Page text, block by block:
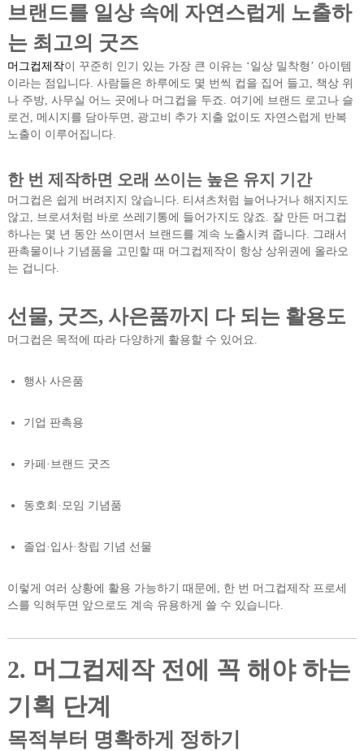
브랜드를 일상 속에 자연스럽게 노출하
는 최고의 굿즈
머그컵제작이 꾸준히 인기 있는 가장 큰 이유는 ‘일상 밀착형’ 아이템
이라는 점입니다. 사람들은 하루에도 몇 번씩 컵을 집어 들고, 책상 위
나 주방, 사무실 어느 곳에나 머그컵을 두죠. 여기에 브랜드 로고나 슬
로건, 메시지를 담아두면, 광고비 추가 지출 없이도 자연스럽게 반복
노출이 이루어집니다.
한 번 제작하면 오래 쓰이는 높은 유지 기간
머그컵은 쉽게 버려지지 않습니다. 티셔츠처럼 늘어나거나 해지지도
않고, 브로셔처럼 바로 쓰레기통에 들어가지도 않죠. 잘 만든 머그컵
하나는 몇 년 동안 쓰이면서 브랜드를 계속 노출시켜 줍니다. 그래서
판촉물이나 기념품을 고민할 때 머그컵제작이 항상 상위권에 올라오
는 겁니다.
선물, 굿즈, 사은품까지 다 되는 활용도
머그컵은 목적에 따라 다양하게 활용할 수 있어요.
행사 사은품
기업 판촉용
카페·브랜드 굿즈
동호회·모임 기념품
졸업·입사·창립 기념 선물
이렇게 여러 상황에 활용 가능하기 때문에, 한 번 머그컵제작 프로세
스를 익혀두면 앞으로도 계속 유용하게 쓸 수 있습니다.
2. 머그컵제작 전에 꼭 해야 하는
기획 단계
목적부터 명확하게 정하기